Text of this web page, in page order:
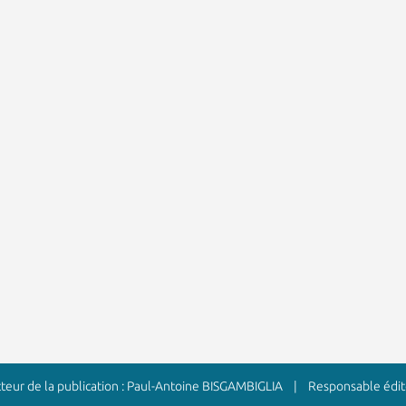
de la publication : Paul-Antoine BISGAMBIGLIA | Responsable